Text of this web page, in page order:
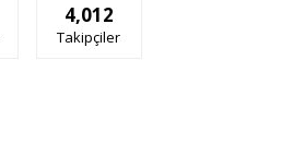
4,012
Takipçiler